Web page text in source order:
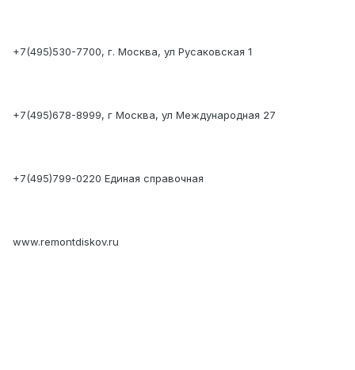
+7(495)530-7700, г. Москва, ул Русаковская 1
+7(495)678-8999, г Москва, ул Международная 27
+7(495)799-0220 Единая справочная
www.remontdiskov.ru